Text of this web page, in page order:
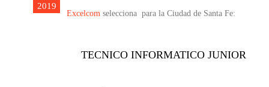
2019
Excelcom selecciona para la Ciudad de Santa Fe:
TECNICO INFORMATICO JUNIOR